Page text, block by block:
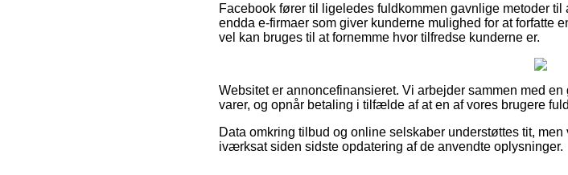
Facebook fører til ligeledes fuldkommen gavnlige metoder
endda e-firmaer som giver kunderne mulighed for at forfatte
vel kan bruges til at fornemme hvor tilfredse kunderne er.
Websitet er annoncefinansieret. Vi arbejder sammen med
varer, og opnår betaling i tilfælde af at en af vores brugere
Data omkring tilbud og online selskaber understøttes tit,
iværksat siden sidste opdatering af de anvendte oplysninger.